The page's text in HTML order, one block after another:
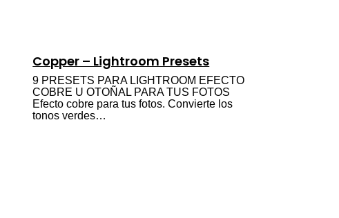
Copper – Lightroom Presets
9 PRESETS PARA LIGHTROOM EFECTO
COBRE U OTOÑAL PARA TUS FOTOS
Efecto cobre para tus fotos. Convierte los
tonos verdes…